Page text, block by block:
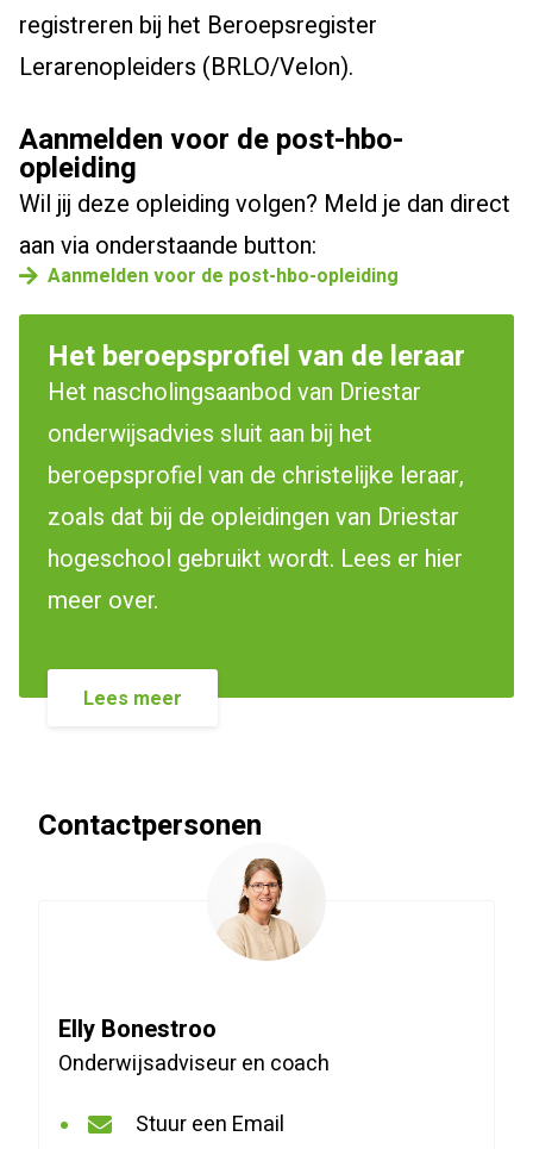
registreren bij het Beroepsregister
Lerarenopleiders (BRLO/Velon).
Aanmelden voor de post-hbo-
opleiding
Wil jij deze opleiding volgen? Meld je dan direct
aan via onderstaande button:
Aanmelden voor de post-hbo-opleiding
Het beroepsprofiel van de leraar
Het nascholingsaanbod van Driestar
onderwijsadvies sluit aan bij het
beroepsprofiel van de christelijke leraar,
zoals dat bij de opleidingen van Driestar
hogeschool gebruikt wordt. Lees er hier
meer over.
Lees meer
Contactpersonen
Elly Bonestroo
Onderwijsadviseur en coach
Stuur een Email